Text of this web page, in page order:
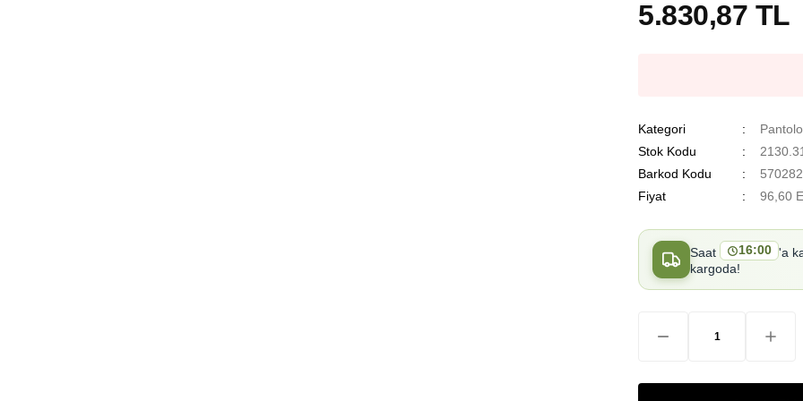
5.830,87 TL
Kategori
Stok Kodu
Barkod Kodu
Fiyat
96,60
Saat 16:00 'a
kargoda!